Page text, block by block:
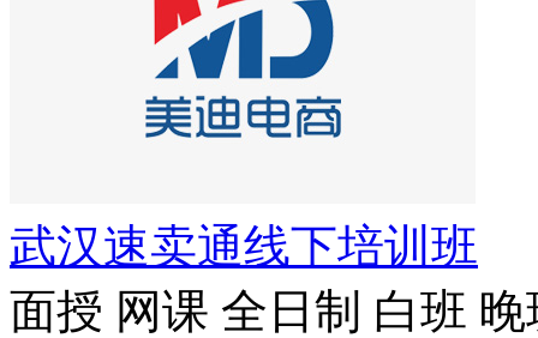
武汉速卖通线下培训班
面授 网课 全日制 白班 晚